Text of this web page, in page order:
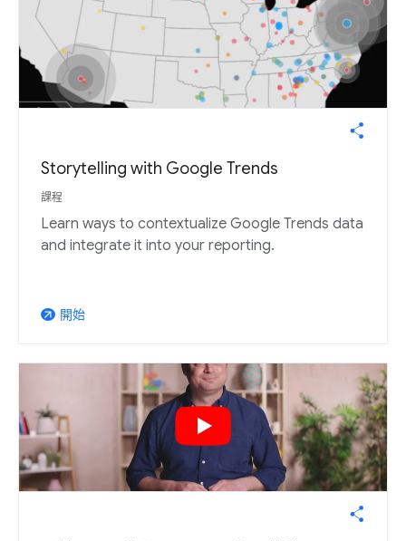
Storytelling with Google Trends
課程
Learn ways to contextualize Google Trends data
and integrate it into your reporting.
arrow_outward 開始